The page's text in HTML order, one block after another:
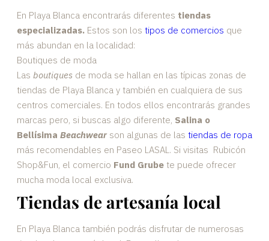
En Playa Blanca encontrarás diferentes tiendas
especializadas. Estos son los tipos de comercios que
más abundan en la localidad:
Boutiques de moda
Las boutiques de moda se hallan en las típicas zonas de
tiendas de Playa Blanca y también en cualquiera de sus
centros comerciales. En todos ellos encontrarás grandes
marcas pero, si buscas algo diferente, Salina o
Bellísima Beachwearson algunas de las tiendas de ropa
más recomendables en Paseo LASAL. Si visitas Rubicón
Shop&Fun, el comercio Fund Grube te puede ofrecer
mucha moda local exclusiva.
Tiendas de artesanía local
En Playa Blanca también podrás disfrutar de numerosas